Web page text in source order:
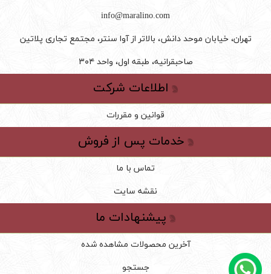
info@maralino.com
تهران، خیابان موحد دانش، بالاتر از آوا سنتر، مجتمع تجاری پلاتین
صاحبقرانیه، طبقه اول، واحد ۳۰۴
اطلاعات شرکت
قوانین و مقررات
خدمات پس از فروش
تماس با ما
نقشه سایت
پیشنهادات ما
آخرین محصولات مشاهده شده
جستجو